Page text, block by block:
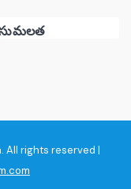
All rights reserved |